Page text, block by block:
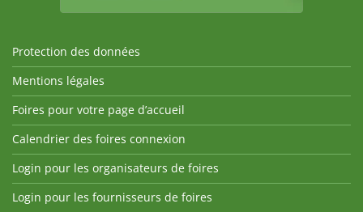
Protection des données
Mentions légales
Foires pour votre page d’accueil
Calendrier des foires connexion
Login pour les organisateurs de foires
Login pour les fournisseurs de foires